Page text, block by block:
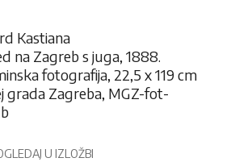
Kastiana
na Zagreb s juga, 1888.
fotografija, 22,5 x 119 cm
grada Zagreba, MGZ-fot-
U IZLOŽBI